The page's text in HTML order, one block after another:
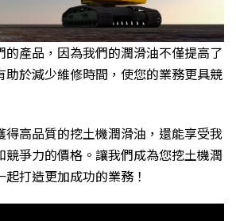
的產品，因為我們的潤滑油不僅提高了
助於減少維修時間，使您的業務更具競
得高品質的挖土機潤滑油，還能享受我
競爭力的價格。讓我們成為您挖土機潤
打造更加成功的業務！